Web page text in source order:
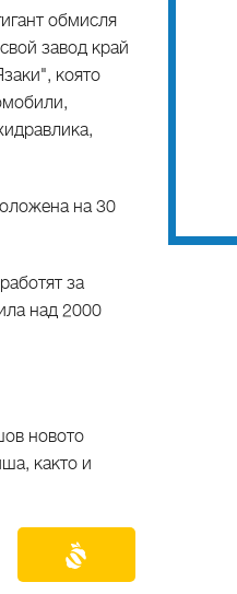
обмисля
завод край
която
на 30
за
над 2000
новото
както и